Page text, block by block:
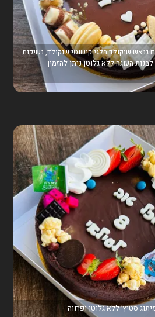
גנאש שוקולד בלגי קישוטי שוקולד, נשיקות
העוגה ללא גלוטן ניתן להזמין
סטיץ׳ ללא גלוטן ופרווה